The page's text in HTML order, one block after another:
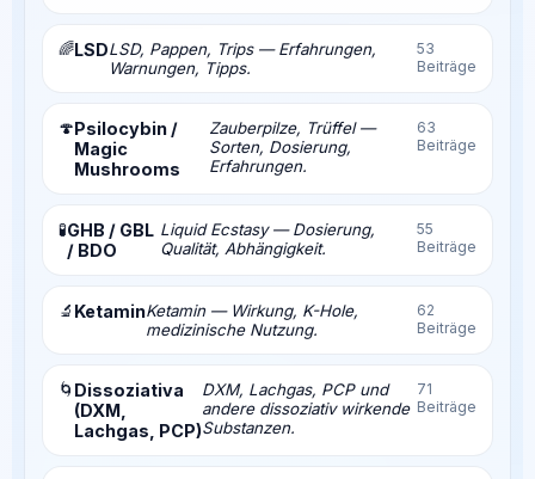
🌈LSDLSD, Pappen, Trips — Erfahrungen,
Warnungen, Tipps.
53
Beiträge
🍄Psilocybin /
Magic
Mushrooms
Zauberpilze, Trüffel —
Sorten, Dosierung,
Erfahrungen.
63
Beiträge
🧪GHB / GBL
/ BDO
Liquid Ecstasy — Dosierung,
Qualität, Abhängigkeit.
55
Beiträge
🔬 KetaminKetamin — Wirkung, K-Hole,
medizinische Nutzung.
62
Beiträge
🌀 Dissoziativa
(DXM,
Lachgas, PCP)
DXM, Lachgas, PCP und
andere dissoziativ wirkende
Substanzen.
71
Beiträge